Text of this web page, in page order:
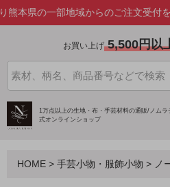
一部地域からのご注文受付を一時停
お買い上げ 5,500円以
1万点以上の生地・布・手芸材料の通販/ ノムラ
式オンラインショップ
HOME > 手芸小物・服飾小物 > ノ